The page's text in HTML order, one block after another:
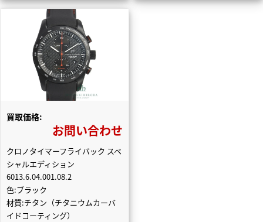
買取価格:
お問い合わせ
クロノタイマーフライバック スペ
シャルエディション
6013.6.04.001.08.2
色:ブラック
材質:チタン（チタニウムカーバ
イドコーティング）